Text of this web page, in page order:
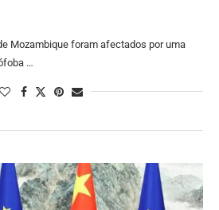
Mozambique foram afectados por uma
…